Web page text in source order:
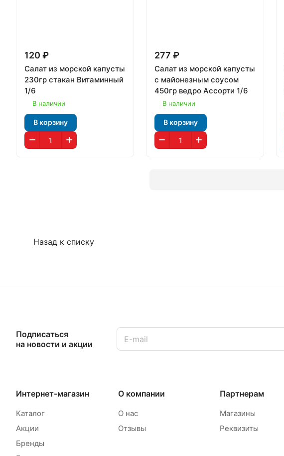
120 ₽
Салат из морской капусты
230гр стакан Витаминный
1/6
В наличии
В корзину
277 ₽
Салат из морской капусты
с майонезным соусом
450гр ведро Ассорти 1/6
В наличии
В корзину
Назад к списку
Подписаться
на новости и акции
Интернет-магазин
Каталог
Акции
Бренды
О компании
О нас
Отзывы
Партнерам
Магазины
Реквизиты